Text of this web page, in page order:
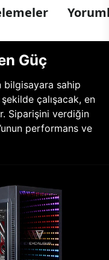
Güç
bilgisayara sahip
çalışacak, en
Siparişini verdiğin
performans ve